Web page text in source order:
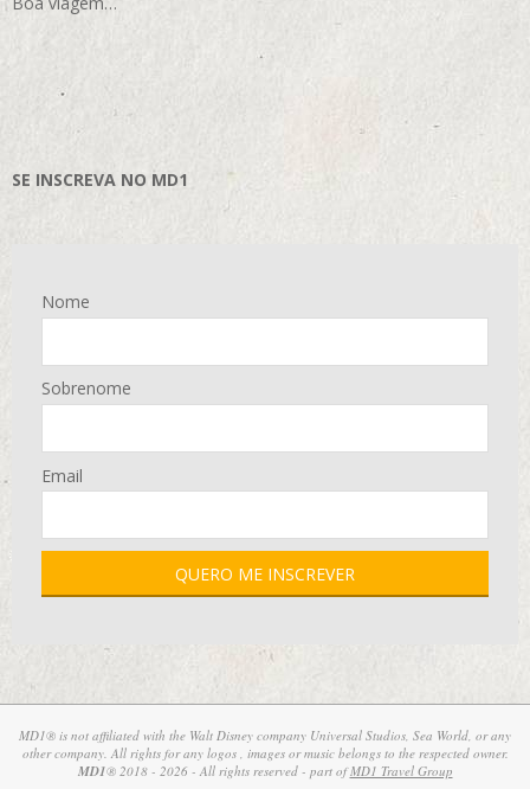
SE INSCREVA NO MD1
Nome
Sobrenome
Email
MD1® is not affiliated with the Walt Disney company Universal Studios, Sea World, or any
other company. All rights for any logos , images or music belongs to the respected owner.
MD1® 2018 - 2026 - All rights reserved - part ofMD1 Travel Group